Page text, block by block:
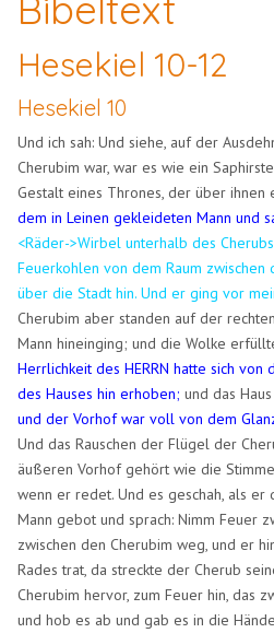
Hesekiel 10-12
Hesekiel 10
Und ich sah: Und siehe, auf der
Cherubim war, war es wie ein
Gestalt eines Thrones, der über ihnen
dem in Leinen gekleideten Mann und
<Räder->Wirbel unterhalb des
Feuerkohlen von dem Raum zwischen
über die Stadt hin. Und er ging vor
Cherubim aber standen auf der
Mann hineinging; und die Wolke
Herrlichkeit des HERRN hatte sich
des Hauses hin erhoben; und das
und der Vorhof war voll von dem
Und das Rauschen der Flügel der
äußeren Vorhof gehört wie die
wenn er redet. Und es geschah, als
Mann gebot und sprach: Nimm Feuer
zwischen den Cherubim weg, und er
Rades trat, da streckte der Cherub
Cherubim hervor, zum Feuer hin, das
und hob es ab und gab es in die